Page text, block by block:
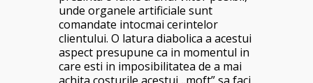
unde organele artificiale sunt
comandate intocmai cerintelor
clientului. O latura diabolica a acestui
aspect presupune ca in momentul in
care esti in imposibilitatea de a mai